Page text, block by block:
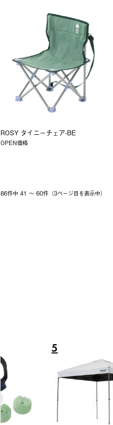
ROSY タイニーチェア-BE
OPEN価格
86件中 41 〜 60件（3ページ⽬を表⽰中）